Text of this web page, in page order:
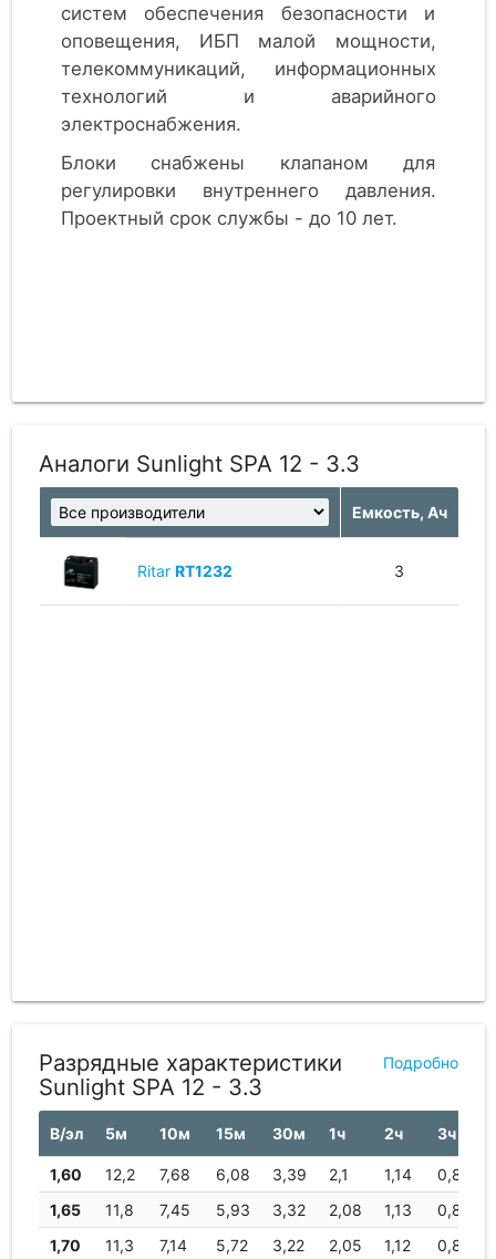
систем обеспечения безопасности и
оповещения, ИБП малой мощности,
телекоммуникаций, информационных
технологий и аварийного
электроснабжения.
Блоки снабжены клапаном для
регулировки внутреннего давления.
Проектный срок службы - до 10 лет.
Аналоги Sunlight SPA 12 - 3.3
Емкость, Ач
Ritar RT1232 3
Разрядные характеристики
Sunlight SPA 12 - 3.3
Подробно
В/эл 5м 10м 15м 30м 1ч 2ч 3ч
1,60 12,2 7,68 6,08 3,39 2,1 1,14 0,82
1,65
11,8 7,45 5,93 3,32 2,08 1,13 0,81
1,70
11,3 7,14 5,72 3,22 2,05 1,12 0,81